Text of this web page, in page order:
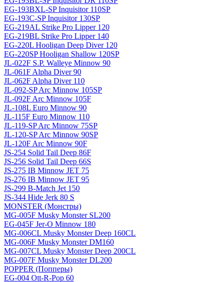
EG-193BXL-SP Inquisitor 110SP
EG-193C-SP Inquisitor 130SP
EG-219AL Strike Pro Lipper 120
EG-219BL Strike Pro Lipper 140
EG-220L Hooligan Deep Diver 120
EG-220SP Hooligan Shallow 120SP
JL-022F S.P. Walleye Minnow 90
JL-061F Alpha Diver 90
JL-062F Alpha Diver 110
JL-092-SP Arc Minnow 105SP
JL-092F Arc Minnow 105F
JL-108L Euro Minnow 90
JL-115F Euro Minnow 110
JL-119-SP Arc Minnow 75SP
JL-120-SP Arc Minnow 90SP
JL-120F Arc Minnow 90F
JS-254 Solid Tail Deep 86F
JS-256 Solid Tail Deep 66S
JS-275 IB Minnow JET 75
JS-276 IB Minnow JET 95
JS-299 B-Match Jet 150
JS-344 Hide Jerk 80 S
MONSTER (Монстры)
MG-005F Musky Monster SL200
EG-045F Jer-O Minnow 180
MG-006CL Musky Monster Deep 160CL
MG-006F Musky Monster DM160
MG-007CL Musky Monster Deep 200CL
MG-007F Musky Monster DL200
POPPER (Попперы)
EG-004 Ott-R-Pop 60